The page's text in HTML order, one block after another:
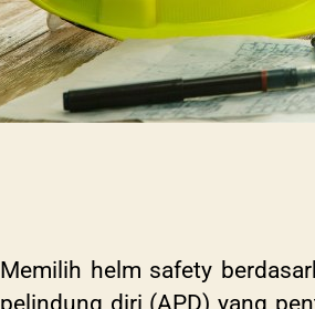
Memilih helm safety
pelindung diri (APD) yang